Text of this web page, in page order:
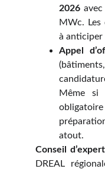
2026
MWc. Les
à anticiper
Appel
Même si
atout.
Conseil d’expert
DREAL